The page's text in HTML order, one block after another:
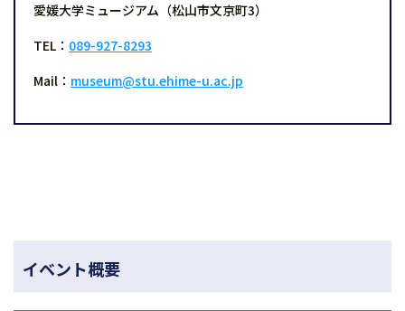
愛媛大学ミュージアム（松山市文京町3）
TEL： 089-927-8293
Mail： museum@stu.ehime-u.ac.jp
イベント概要